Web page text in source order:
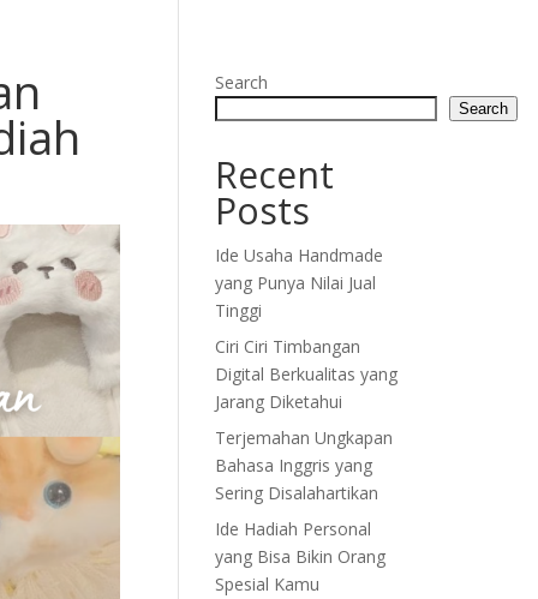
Search
Search
Recent
Posts
Ide Usaha Handmade
yang Punya Nilai Jual
Tinggi
Ciri Ciri Timbangan
Digital Berkualitas yang
Jarang Diketahui
Terjemahan Ungkapan
Bahasa Inggris yang
Sering Disalahartikan
Ide Hadiah Personal
yang Bisa Bikin Orang
Spesial Kamu